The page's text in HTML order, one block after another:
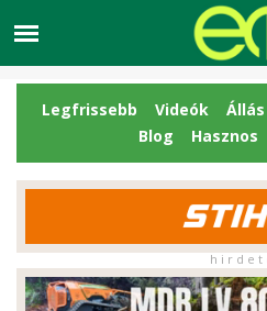
Legfrissebb Videók Állás
Blog
Hasznos
h i r d e t